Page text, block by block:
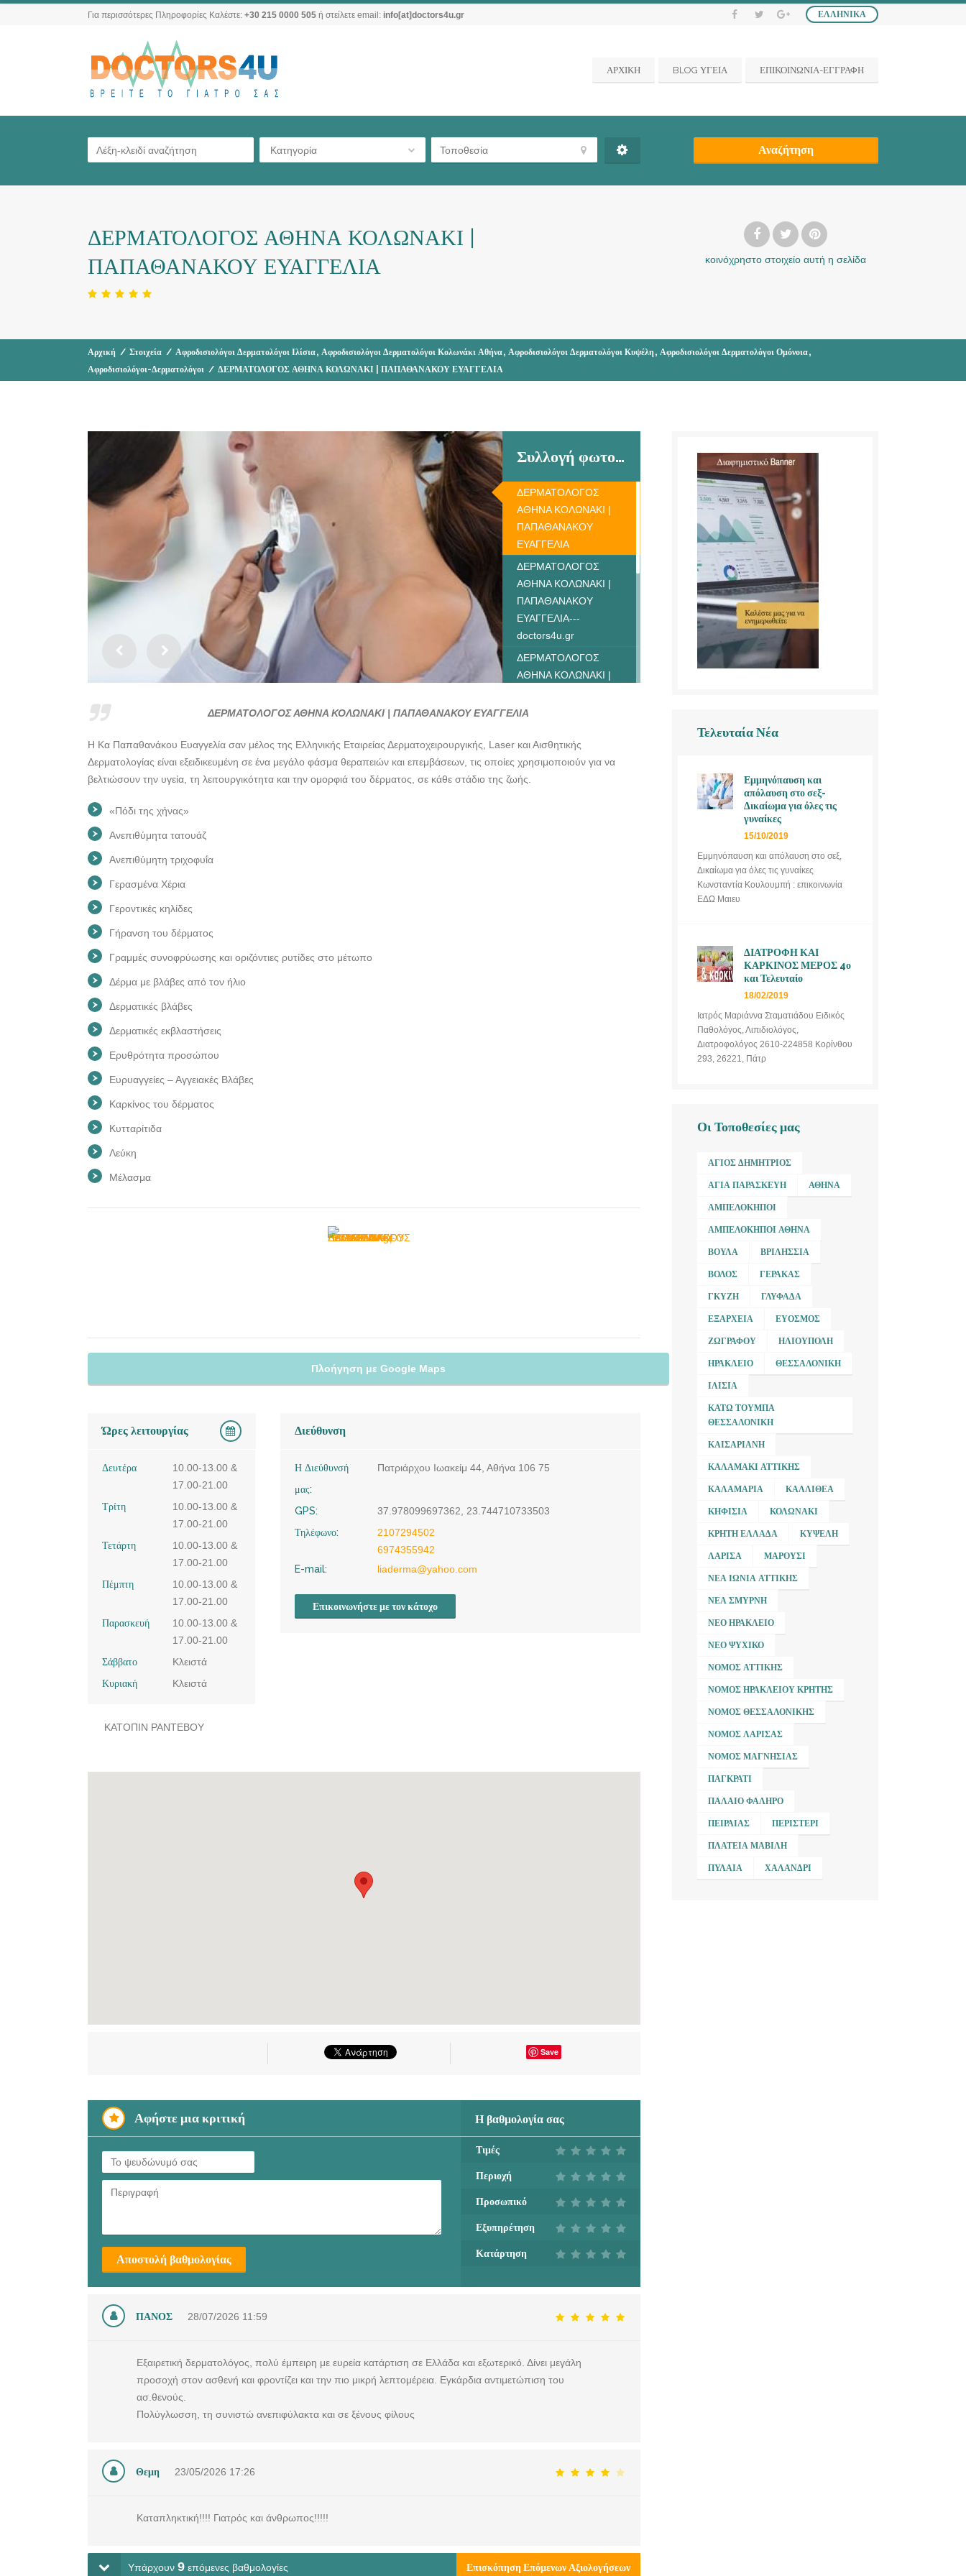
ΕΛΛΗΝΙΚΆ
Για περισσότερες Πληροφορίες Καλέστε: +30 215 0000 505 ή στείλετε email: info[at]doctors4u.gr
ΑΡΧΙΚΗ BLOG ΥΓΕΙΑ ΕΠΙΚΟΙΝΩΝΙΑ-ΕΓΓΡΑΦΗ
Κατηγορία Αναζήτηση
ΔΕΡΜΑΤΟΛΟΓΟΣ ΑΘΗΝΑ ΚΟΛΩΝΑΚΙ |
ΠΑΠΑΘΑΝΑΚΟΥ ΕΥΑΓΓΕΛΙΑ
κοινόχρηστο στοιχείο αυτή η σελίδα
Αρχική / Στοιχεία / Αφροδισιολόγοι Δερματολόγοι Ιλίσια, Αφροδισιολόγοι Δερματολόγοι Κολωνάκι Αθήνα, Αφροδισιολόγοι Δερματολόγοι Κυψέλη , Αφροδισιολόγοι Δερματολόγοι Ομόνοια,
Αφροδισιολόγοι-Δερματολόγοι / ΔΕΡΜΑΤΟΛΟΓΟΣ ΑΘΗΝΑ ΚΟΛΩΝΑΚΙ | ΠΑΠΑΘΑΝΑΚΟΥ ΕΥΑΓΓΕΛΙΑ
Συλλογή φωτογραφιών
ΔΕΡΜΑΤΟΛΟΓΟΣ
ΑΘΗΝΑ ΚΟΛΩΝΑΚΙ |
ΠΑΠΑΘΑΝΑΚΟΥ
ΕΥΑΓΓΕΛΙΑ
ΔΕΡΜΑΤΟΛΟΓΟΣ
ΑΘΗΝΑ ΚΟΛΩΝΑΚΙ |
ΠΑΠΑΘΑΝΑΚΟΥ
ΕΥΑΓΓΕΛΙΑ---
doctors4u.gr
ΔΕΡΜΑΤΟΛΟΓΟΣ
ΑΘΗΝΑ ΚΟΛΩΝΑΚΙ |
ΕΥΑΓΓΕΛΙΑ---
ΔΕΡΜΑΤΟΛΟΓΟΣ
ΑΘΗΝΑ ΚΟΛΩΝΑΚΙ |
ΠΑΠΑΘΑΝΑΚΟΥ
ΔΕΡΜΑΤΟΛΟΓΟΣ ΑΘΗΝΑ ΚΟΛΩΝΑΚΙ | ΠΑΠΑΘΑΝΑΚΟΥ ΕΥΑΓΓΕΛΙΑ
Η Κα Παπαθανάκου Ευαγγελία σαν μέλος της Ελληνικής Εταιρείας Δερματοχειρουργικής, Laser και Αισθητικής
Δερματολογίας είναι εξειδικευμένη σε ένα μεγάλο φάσμα θεραπειών και επεμβάσεων, τις οποίες χρησιμοποιούν για να
βελτιώσουν την υγεία, τη λειτουργικότητα και την ομορφιά του δέρματος, σε κάθε στάδιο της ζωής.
«Πόδι της χήνας»
Ανεπιθύμητα τατουάζ
Ανεπιθύμητη τριχοφυΐα
Γερασμένα Xέρια
Γεροντικές κηλίδες
Γήρανση του δέρματος
Γραμμές συνοφρύωσης και οριζόντιες ρυτίδες στο μέτωπο
Δέρμα με βλάβες από τον ήλιο
Δερματικές βλάβες
Δερματικές εκβλαστήσεις
Ερυθρότητα προσώπου
Ευρυαγγείες – Αγγειακές Βλάβες
Καρκίνος του δέρματος
Κυτταρίτιδα
Λεύκη
Μέλασμα
Πλοήγηση με Google Maps
Ώρες λειτουργίας
Δευτέρα
10.00-13.00 &
17.00-21.00
Τρίτη
10.00-13.00 &
17.00-21.00
Τετάρτη
10.00-13.00 &
17.00-21.00
Πέμπτη
10.00-13.00 &
17.00-21.00
Παρασκευή
10.00-13.00 &
17.00-21.00
Σάββατο
Κλειστά
Κυριακή
Κλειστά
ΚΑΤΟΠΙΝ ΡΑΝΤΕΒΟΥ
Διεύθυνση
Η Διεύθυνσή
μας:
Πατριάρχου Ιωακείμ 44, Αθήνα 106 75
GPS:
37.978099697362, 23.744710733503
Τηλέφωνο:
2107294502
6974355942
E-mail:
liaderma@yahoo.com
Επικοινωνήστε με τον κάτοχο
Save
Αφήστε μια κριτική Η βαθμολογία σας
Τιμές
Περιοχή
Προσωπικό
Εξυπηρέτηση
Κατάρτηση
Αποστολή βαθμολογίας
ΠΑΝΟΣ 28/07/2026 11:59
Εξαιρετική δερματολόγος, πολύ έμπειρη με ευρεία κατάρτιση σε Ελλάδα και εξωτερικό. Δίνει μεγάλη
προσοχή στον ασθενή και φροντίζει και την πιο μικρή λεπτομέρεια. Εγκάρδια αντιμετώπιση του
ασ.θενούς.
Πολύγλωσση, τη συνιστώ ανεπιφύλακτα και σε ξένους φίλους
Θεμη 23/05/2026 17:26
Καταπληκτική!!!! Γιατρός και άνθρωπος!!!!!
Υπάρχουν 9 επόμενες βαθμολογίες Επισκόπηση Επόμενων Αξιολογήσεων
Τελευταία Νέα
Εμμηνόπαυση και
απόλαυση στο σεξ-
Δικαίωμα για όλες τις
γυναίκες
15/10/2019
Εμμηνόπαυση και απόλαυση στο σεξ,
Δικαίωμα για όλες τις γυναίκες
Κωνσταντία Κουλουμπή : επικοινωνία
ΕΔΩ Μαιευ
ΔΙΑΤΡΟΦΗ ΚΑΙ
ΚΑΡΚΙΝΟΣ ΜΕΡΟΣ 4ο
και Τελευταίο
18/02/2019
Ιατρός Μαριάννα Σταματιάδου Ειδικός
Παθολόγος, Λιπιδιολόγος,
Διατροφολόγος 2610-224858 Κορίνθου
293, 26221, Πάτρ
Οι Τοποθεσίες μας
ΆΓΙΟΣ ΔΗΜΉΤΡΙΟΣ
ΑΓΊΑ ΠΑΡΑΣΚΕΥΉ ΑΘΉΝΑ
ΑΜΠΕΛΌΚΗΠΟΙ
ΑΜΠΕΛΌΚΗΠΟΙ ΑΘΉΝΑ
ΒΟΎΛΑ ΒΡΙΛΉΣΣΙΑ
ΒΌΛΟΣ ΓΈΡΑΚΑΣ
ΓΚΎΖΗ ΓΛΥΦΆΔΑ
ΕΞΆΡΧΕΙΑ ΕΎΟΣΜΟΣ
ΖΩΓΡΆΦΟΥ ΗΛΙΟΎΠΟΛΗ
ΗΡΆΚΛΕΙΟ ΘΕΣΣΑΛΟΝΊΚΗ
ΙΛΊΣΙΑ
ΚΆΤΩ ΤΟΎΜΠΑ
ΘΕΣΣΑΛΟΝΊΚΗ
ΚΑΙΣΑΡΙΑΝΉ
ΚΑΛΑΜΆΚΙ ΑΤΤΙΚΉΣ
ΚΑΛΑΜΑΡΙΆ ΚΑΛΛΙΘΈΑ
ΚΗΦΙΣΙΆ ΚΟΛΩΝΆΚΙ
ΚΡΉΤΗ ΕΛΛΆΔΑ ΚΥΨΈΛΗ
ΛΆΡΙΣΑ ΜΑΡΟΎΣΙ
ΝΈΑ ΙΩΝΊΑ ΑΤΤΙΚΉΣ
ΝΈΑ ΣΜΎΡΝΗ
ΝΈΟ ΗΡΆΚΛΕΙΟ
ΝΈΟ ΨΥΧΙΚΌ
ΝΟΜΌΣ ΑΤΤΙΚΉΣ
ΝΟΜΌΣ ΗΡΑΚΛΕΊΟΥ ΚΡΉΤΗΣ
ΝΟΜΌΣ ΘΕΣΣΑΛΟΝΊΚΗΣ
ΝΟΜΌΣ ΛΆΡΙΣΑΣ
ΝΟΜΌΣ ΜΑΓΝΗΣΊΑΣ
ΠΑΓΚΡΆΤΙ
ΠΑΛΑΙΌ ΦΆΛΗΡΟ
ΠΕΙΡΑΙΆΣ ΠΕΡΙΣΤΈΡΙ
ΠΛΑΤΕΊΑ ΜΑΒΊΛΗ
ΠΥΛΑΊΑ ΧΑΛΆΝΔΡΙ